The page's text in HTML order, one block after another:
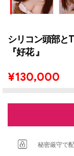
シリコン頭部と
『好花 』
¥130,000
秘密厳守で